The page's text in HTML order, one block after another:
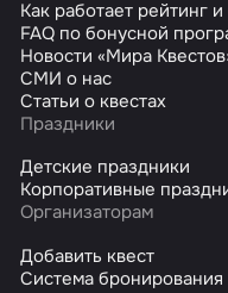
Как работает рейтинг
FAQ по бонусной
Новости «Мира
СМИ о нас
Статьи о квестах
Праздники
Детские праздники
Корпоративные
Организаторам
Добавить квест
Система